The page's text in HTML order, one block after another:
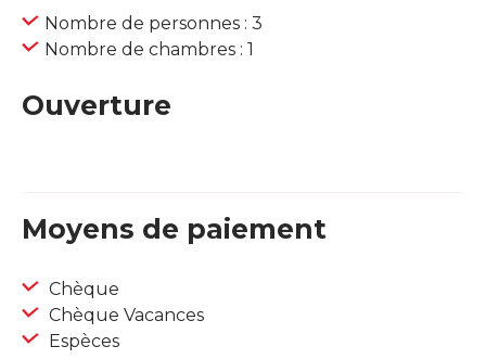
Nombre de personnes : 3
Nombre de chambres : 1
Ouverture
Moyens de paiement
Chèque
Chèque Vacances
Espèces